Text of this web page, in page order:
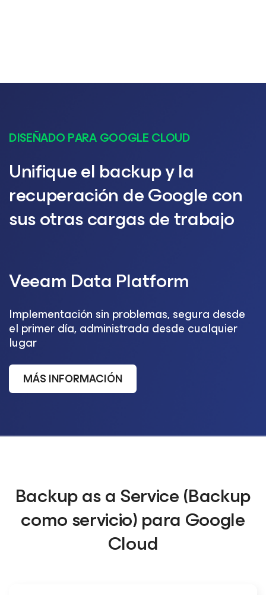
DISEÑADO PARA GOOGLE CLOUD
Unifique el backup y la
recuperación de Google con
sus otras cargas de trabajo
Veeam Data Platform
Implementación sin problemas, segura desde
el primer día, administrada desde cualquier
lugar
MÁS INFORMACIÓN
Backup as a Service (Backup
como servicio) para Google
Cloud